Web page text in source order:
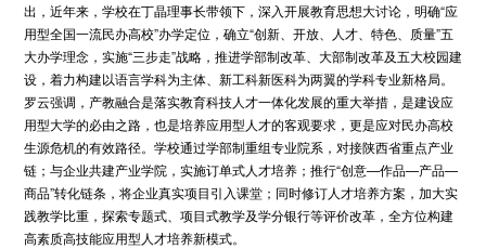
出，近年来，学校在丁晶理事长带领下，深入开展教育思想大讨论，明确“应
用型全国一流民办高校”办学定位，确立“创新、开放、人才、特色、质量”五
大办学理念，实施“三步走”战略，推进学部制改革、大部制改革及五大校园建
设，着力构建以语言学科为主体、新工科新医科为两翼的学科专业新格局。
罗云强调，产教融合是落实教育科技人才一体化发展的重大举措，是建设应
用型大学的必由之路，也是培养应用型人才的客观要求，更是应对民办高校
生源危机的有效路径。学校通过学部制重组专业院系，对接陕西省重点产业
链；与企业共建产业学院，实施订单式人才培养；推行“创意—作品—产品—
商品”转化链条，将企业真实项目引入课堂；同时修订人才培养方案，加大实
践教学比重，探索专题式、项目式教学及学分银行等评价改革，全方位构建
高素质高技能应用型人才培养新模式。